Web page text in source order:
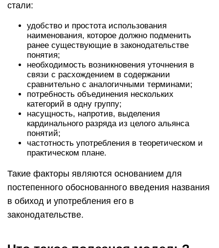
стали:
удобство и простота использования
наименования, которое должно подменить
ранее существующие в законодательстве
понятия;
необходимость возникновения уточнения в
связи с расхождением в содержании
сравнительно с аналогичными терминами;
потребность объединения нескольких
категорий в одну группу;
насущность, напротив, выделения
кардинального разряда из целого альянса
понятий;
частотность употребления в теоретическом и
практическом плане.
Такие факторы являются основанием для
постепенного обоснованного введения названия
в обиход и употребления его в
законодательстве.